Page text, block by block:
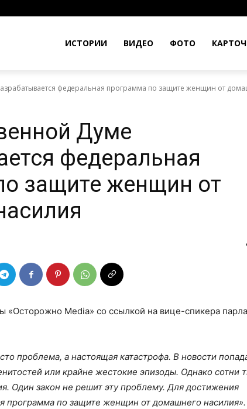
ИСТОРИИ ВИДЕО ФОТО
федеральная программа по защите женщин от
Думе
федеральная
защите женщин от
«Осторожно Media» со ссылкой на вице-спикера
проблема, а настоящая катастрофа. В новости
или крайне жестокие эпизоды. Однако сотни
Один закон не решит эту проблему. Для достижения
программа по защите женщин от домашнего насилия».